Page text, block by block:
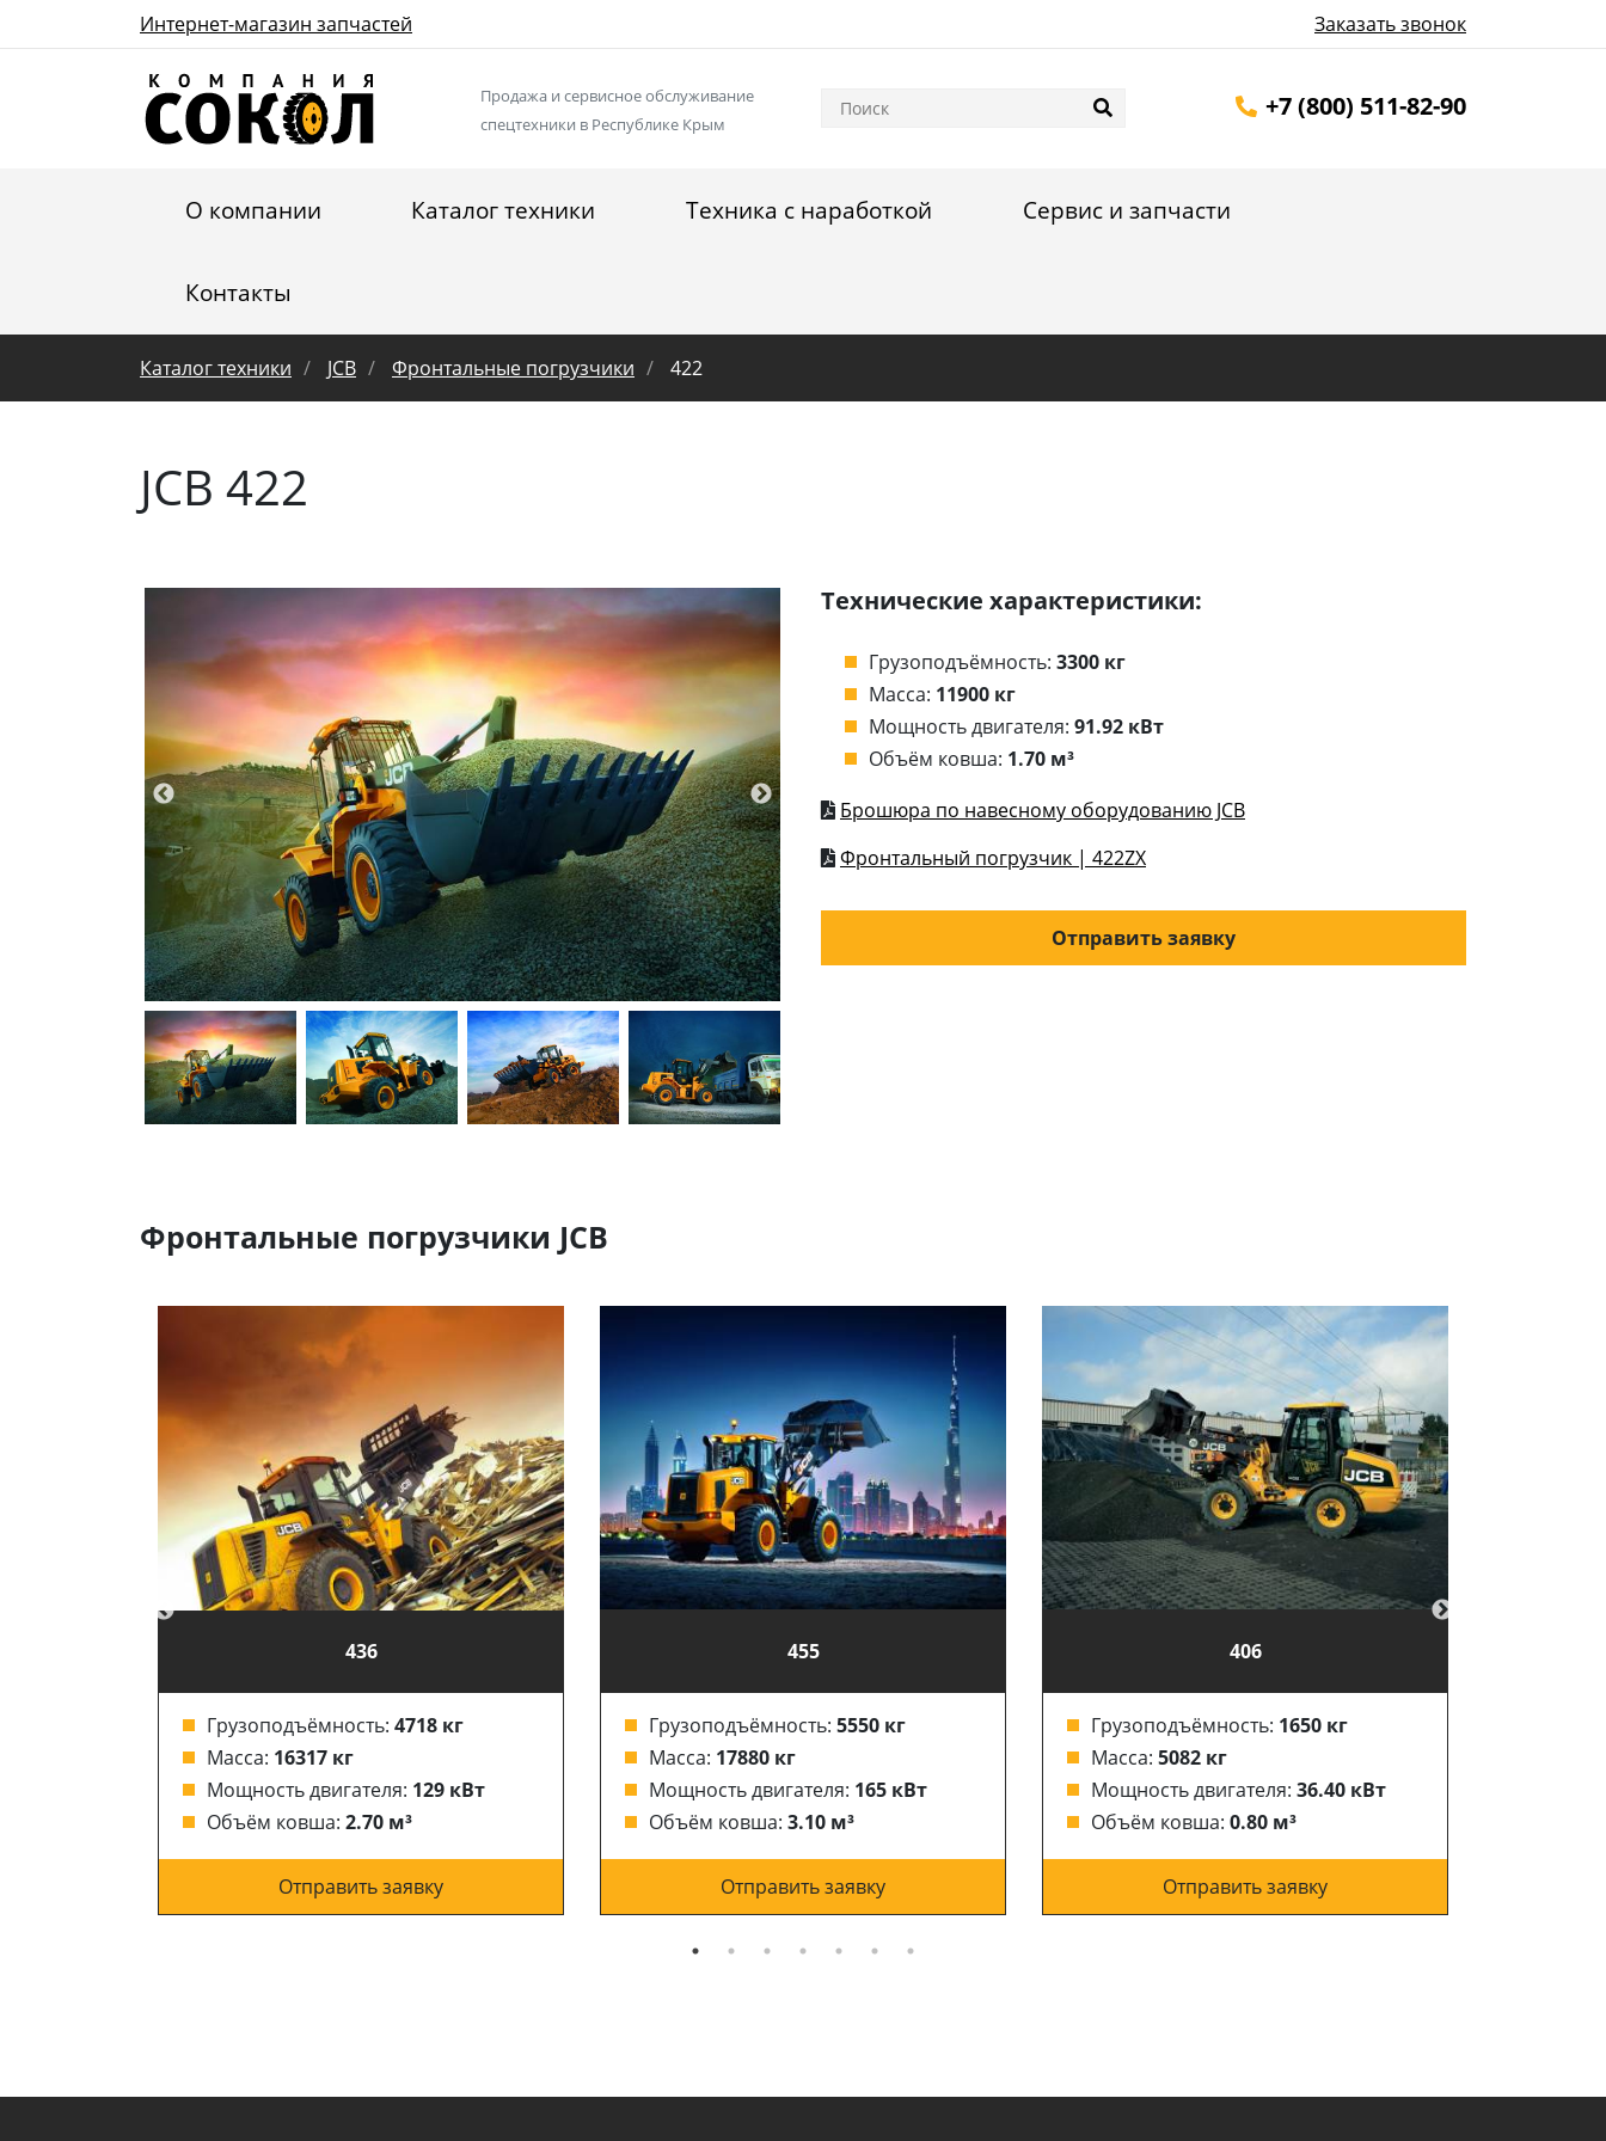
Интернет-магазин запчастей Заказать звонок
Продажа и сервисное обслуживание
спецтехники в Республике Крым
+7 (800) 511-82-90
О компании Каталог техники Техника с наработкой Сервис и запчасти
Контакты
Каталог техники JCB Фронтальные погрузчики 422
JCB 422
Технические характеристики:
Грузоподъёмность: 3300 кг
Масса: 11900 кг
Мощность двигателя: 91.92 кВт
Объём ковша: 1.70 м³
Брошюра по навесному оборудованию JCB
Фронтальный погрузчик | 422ZX
Отправить заявку
Фронтальные погрузчики JCB
436
Грузоподъёмность: 4718 кг
Масса: 16317 кг
Мощность двигателя: 129 кВт
Объём ковша: 2.70 м³
Отправить заявку
455
Грузоподъёмность: 5550 кг
Масса: 17880 кг
Мощность двигателя: 165 кВт
Объём ковша: 3.10 м³
Отправить заявку
406
Грузоподъёмность: 1650 кг
Масса: 5082 кг
Мощность двигателя: 36.40 кВт
Объём ковша: 0.80 м³
Отправить заявку